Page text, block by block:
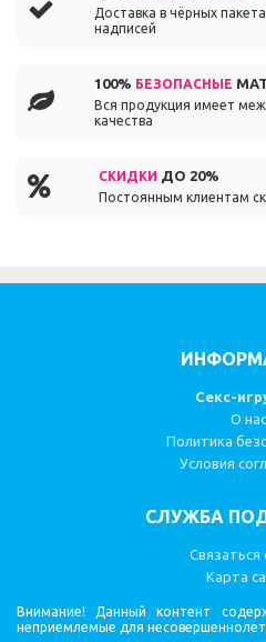
Доставка в чёрных
надписей
100% БЕЗОПАСНЫЕ
Вся продукция имеет
качества
СКИДКИ ДО 20%
Постоянным клиентам
Секс-
О нас
Политика
Условия
СЛУЖБА
Связаться
Карта
Внимание! Данный контент
неприемлемые для